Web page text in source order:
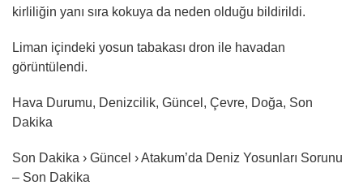
kirliliğin yanı sıra kokuya da neden olduğu bildirildi.
Liman içindeki yosun tabakası dron ile havadan
görüntülendi.
Hava Durumu, Denizcilik, Güncel, Çevre, Doğa, Son
Dakika
Son Dakika › Güncel › Atakum’da Deniz Yosunları Sorunu
– Son Dakika